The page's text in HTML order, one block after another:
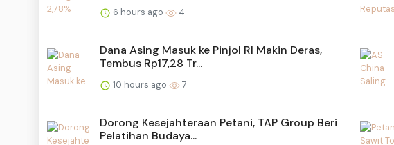
6 hours ago 4
Dana Asing Masuk ke Pinjol RI Makin Deras,
Tembus Rp17,28 Tr...
10 hours ago 7
Dorong Kesejahteraan Petani, TAP Group Beri
Pelatihan Budaya...